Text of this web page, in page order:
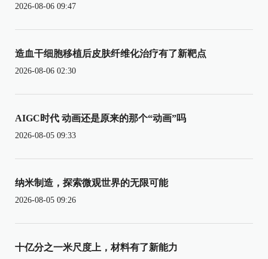
2026-08-06 09:47
造血干细胞移植后皮肤纤维化治疗有了新靶点
2026-08-06 02:30
AIGC时代 动画还是原来的那个“动画”吗
2026-08-05 09:33
纳米制造，探索微观世界的无限可能
2026-08-05 09:26
十亿分之一米尺度上，材料有了新能力